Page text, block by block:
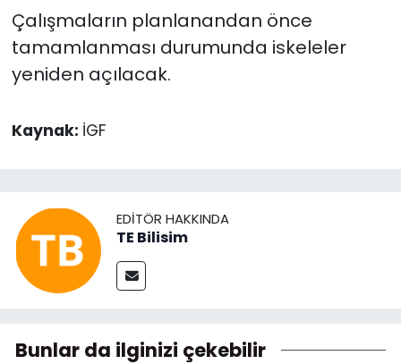
Çalışmaların planlanandan önce
tamamlanması durumunda iskeleler
yeniden açılacak.
Kaynak: İGF
EDITÖR HAKKINDA
TE Bilisim
Bunlar da ilginizi çekebilir